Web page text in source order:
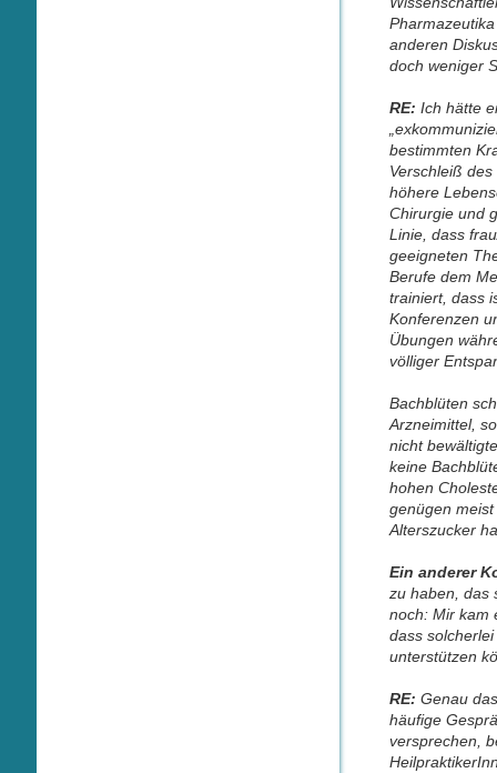
anderen
doch weniger
RE: Ich hätte
bestimmten
Verschleiß
höhere
Chirurgie und
Linie, dass
geeigneten
Berufe dem
trainiert, dass
Konferenzen
Übungen
völliger
Bachblüten
Arzneimittel,
nicht
keine
hohen
genügen
Alterszucker
Ein anderer
zu haben, das
noch: Mir kam
dass
unterstützen
RE: Genau
häufige
versprechen,